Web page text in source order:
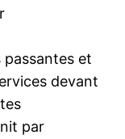
passantes et
devant
par